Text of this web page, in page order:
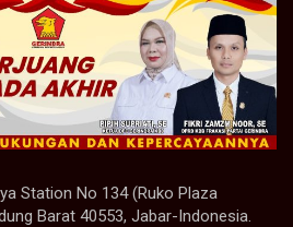
Station No 134 (Ruko Plaza
Barat 40553, Jabar-Indonesia.